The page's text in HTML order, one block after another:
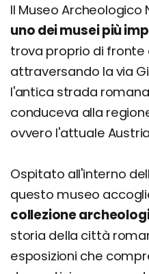
Il Museo Archeologico
uno dei musei più
trova proprio di fronte
attraversando la via
l'antica strada
conduceva alla
ovvero l'attuale
Ospitato all'interno
questo museo
collezione
storia della città
esposizioni che